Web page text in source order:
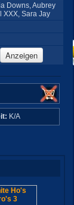
Downs, Aubrey
XXX, Sara Jay
Anzeigen
K/A